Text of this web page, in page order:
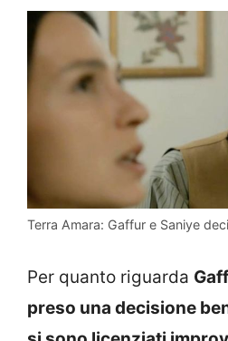
Terra Amara: Gaffur e Saniye
Per quanto riguarda
preso una decisione